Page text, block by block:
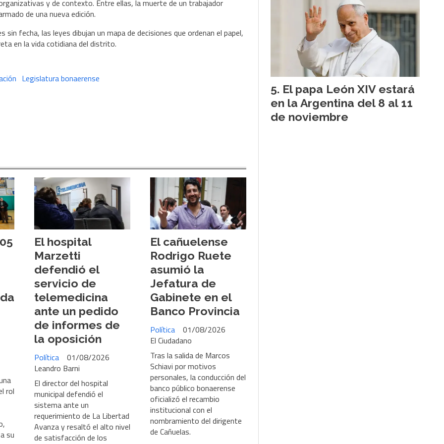
y de contexto. Entre ellas, la muerte de un trabajador
de una nueva edición.
fecha, las leyes dibujan un mapa de decisiones que ordenan el papel,
en la vida cotidiana del distrito.
Legislatura bonaerense
rol
su
El hospital
Marzetti
defendió el
servicio de
telemedicina
ante un pedido
de informes de
la oposición
Leandro Barni
Política 01/08/2026
El director del hospital
municipal defendió el
sistema ante un
requerimiento de La Libertad
Avanza y resaltó el alto nivel
de satisfacción de los
El cañuelense
Rodrigo Ruete
asumió la
Jefatura de
Gabinete en el
Banco Provincia
El Ciudadano
Política 01/08/2026
Tras la salida de Marcos
Schiavi por motivos
personales, la conducción del
banco público bonaerense
oficializó el recambio
institucional con el
nombramiento del dirigente
de Cañuelas.
El papa León XIV estará
en la Argentina del 8 al 11
de noviembre